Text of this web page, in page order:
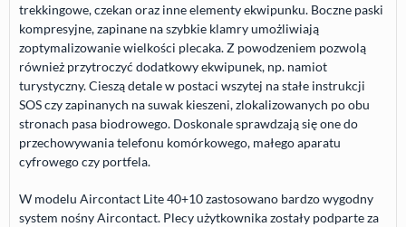
trekkingowe, czekan oraz inne elementy ekwipunku. Boczne paski
kompresyjne, zapinane na szybkie klamry umożliwiają
zoptymalizowanie wielkości plecaka. Z powodzeniem pozwolą
również przytroczyć dodatkowy ekwipunek, np. namiot
turystyczny. Cieszą detale w postaci wszytej na stałe instrukcji
SOSczy zapinanych na suwak kieszeni, zlokalizowanych po obu
stronach pasa biodrowego. Doskonale sprawdzają się one do
przechowywania telefonu komórkowego, małego aparatu
cyfrowego czy portfela.
W modelu Aircontact Lite 40+10 zastosowano bardzo wygodny
system nośny Aircontact. Plecy użytkownika zostały podparte za